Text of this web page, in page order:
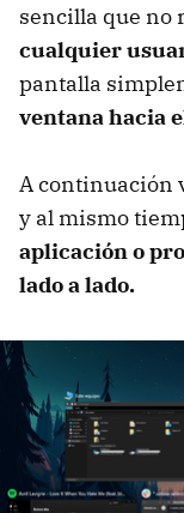
sencilla que no
cualquier
pantalla
ventana hacia
A continuación
y al mismo
aplicación o
lado a lado.